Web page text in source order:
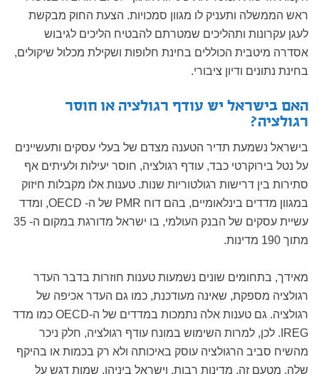
ראש הממשלה ותעניק לו מגוון סמכויות. הצעת החוק מבקשת
לעגן עקרונות ותהליכים שמטרתם להבטיח הליכים לגיבוש
אסדרה מיטבית הכוללים בחינת חלופות ושקילת מכלול שיקולים,
בחינת נתונים ודיון ציבורי.
האם בישראל יש עודף רגולציה או חוסר
רגולציה?
בישראל נשמעת תדיר הטענה מצדם של בעלי עסקים ותעשיינים
על נטל בירוקרטי כבד, עודף רגולציה, חוסר יעילות ולעיתים אף
סתירות בין דרישות רגולטוריות שנות. טענות אלו מקבלות חיזוק
במגוון מדדים בינלאומיים, בהם דוח PMR של ה- OECD, ומדד
עשיית עסקים של הבנק העולמי, בו ישראל מדורגת במקום ה- 35
מתוך 190 מדינות.
מאידך, בתחומים שונים נשמעות טענות חוזרות בדבר העדר
רגולציה מספקת, שאינה מעודכנת, כמו גם העדר אכיפה של
רגולציה. גם טענות אלה נתמכות במדדים של ה-OECD כמו מדד
IREG. לכן, למרות השימוש במונח עודף רגולציה, חלק ניכר
מהשיח סביב הרגולציה עוסק באיכותה ולא רק בכמות או בהיקף
שלה. מטעם זה, מדינות רבות, וישראל ביניהן, שמות דגש על